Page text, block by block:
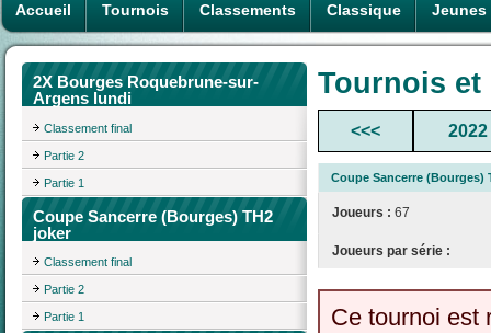
Accueil Tournois Classements Classique Jeunes
2X Bourges Roquebrune-sur-
Argens lundi
Classement final
Partie 2
Partie 1
Coupe Sancerre (Bourges) TH2
joker
Classement final
Partie 2
Partie 1
Tournois
<<< 2022
Coupe Sancerre (Bourges)
Joueurs : 67
Joueurs par série :
Ce tournoi est